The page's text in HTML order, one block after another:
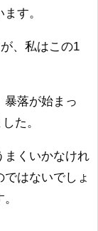
す。
、私はこの1
暴落が始まっ
た。
まくいかなけれ
はないでしょ